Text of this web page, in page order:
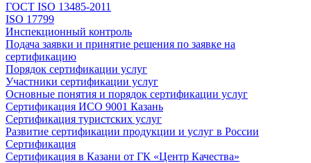
ГОСТ ISO 13485-2011
ISO 17799
Инспекционный контроль
Подача заявки и принятие решения по заявке на
сертификацию
Порядок сертификации услуг
Участники сертификации услуг
Основные понятия и порядок сертификации услуг
Сертификация ИСО 9001 Казань
Сертификация туристских услуг
Развитие сертификации продукции и услуг в России
Сертификация
Сертификация в Казани от ГК «Центр Качества»